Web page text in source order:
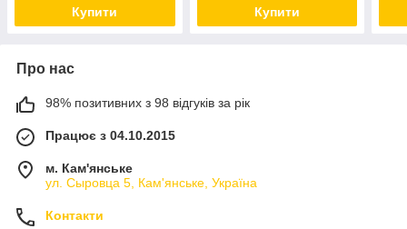
Купити Купити
Про нас
98% позитивних з 98 відгуків за рік
Працює з 04.10.2015
м. Кам'янське
ул. Сыровца 5, Кам'янське, Україна
Контакти